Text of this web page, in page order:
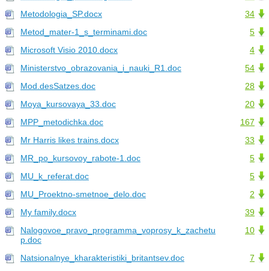
34
Metodologia_SP.docx
5
Metod_mater-1_s_terminami.doc
4
Microsoft Visio 2010.docx
54
Ministerstvo_obrazovania_i_nauki_R1.doc
28
Mod.desSatzes.doc
20
Moya_kursovaya_33.doc
167
MPP_metodichka.doc
33
Mr Harris likes trains.docx
5
MR_po_kursovoy_rabote-1.doc
5
MU_k_referat.doc
2
MU_Proektno-smetnoe_delo.doc
39
My family.docx
10
Nalogovoe_pravo_programma_voprosy_k_zachetu
р.doc
7
Natsionalnye_kharakteristiki_britantsev.doc